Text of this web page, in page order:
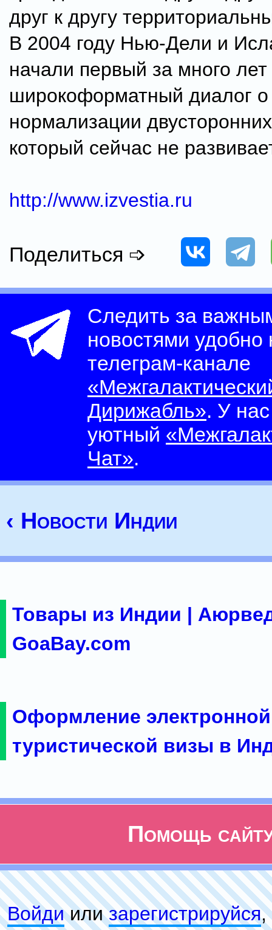
друг к другу
В 2004 году Нью-Дели и
начали первый за много лет
широкоформатный диалог о
нормализации
который сейчас не
http://www.izvestia.ru
Поделиться ➩
Следить за
новостями
телеграм-канале
Дирижабль». У
уютный
Чат».
‹ Новости Индии
Товары из Индии |
GoaBay.com
Оформление электронной
туристической визы в
Помощь
Войдиилизарeгиcтpируйся,